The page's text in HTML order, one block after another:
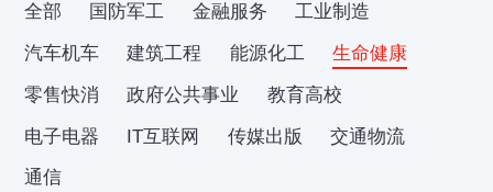
全部 国防军工 金融服务
工业制造
汽车机车
建筑工程 能源化工
生命健康
零售快消
政府公共事业
教育高校
电子电器
IT互联网 传媒出版
交通物流
通信